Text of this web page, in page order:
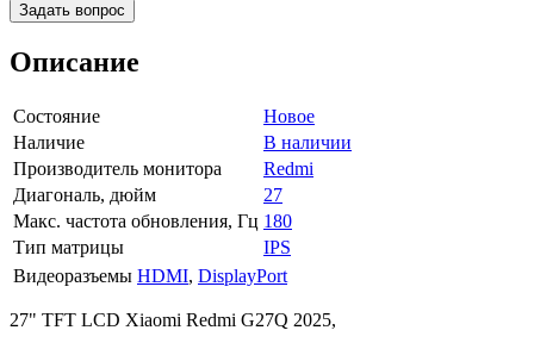
Задать вопрос
Описание
Состояние
Новое
Наличие
В наличии
Производитель монитора
Redmi
Диагональ, дюйм
27
Макс. частота обновления, Гц 180
Тип матрицы
IPS
Видеоразъемы HDMI, DisplayPort
27" TFT LCD Xiaomi Redmi G27Q 2025,